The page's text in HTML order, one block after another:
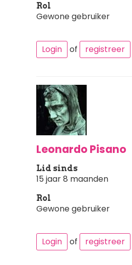
Rol
Gewone gebruiker
Login of registreer
Leonardo Pisano
Lid sinds
15 jaar 8 maanden
Rol
Gewone gebruiker
Login of registreer